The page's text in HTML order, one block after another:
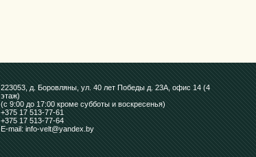
223053, д. Боровляны, ул. 40 лет Победы д. 23А, офис 14 (4
этаж)
(с 9:00 до 17:00 кроме субботы и воскресенья)
+375 17 513-77-61
+375 17 513-77-64
E-mail: info-velt@yandex.by